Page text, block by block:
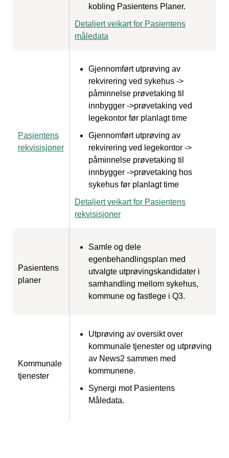
kobling Pasientens Planer.
Detaljert veikart for Pasientens
måledata
Pasientens
rekvisisjoner
Gjennomført utprøving av
rekvirering ved sykehus ->
påminnelse prøvetaking til
innbygger ->prøvetaking ved
legekontor før planlagt time
Gjennomført utprøving av
rekvirering ved legekontor ->
påminnelse prøvetaking til
innbygger ->prøvetaking hos
sykehus før planlagt time
Detaljert veikart for Pasientens
rekvisisjoner
Pasientens
planer
Samle og dele
egenbehandlingsplan med
utvalgte utprøvingskandidater i
samhandling mellom sykehus,
kommune og fastlege i Q3.
Kommunale
tjenester
Utprøving av oversikt over
kommunale tjenester og utprøving
av News2 sammen med
kommunene.
Synergi mot Pasientens
Måledata.